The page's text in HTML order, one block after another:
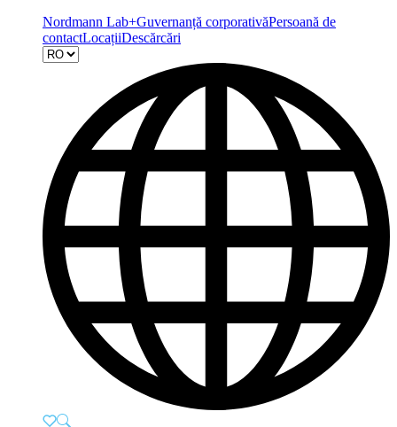
Nordmann Lab+Guvernanță corporativăPersoană de
contactLocațiiDescărcări